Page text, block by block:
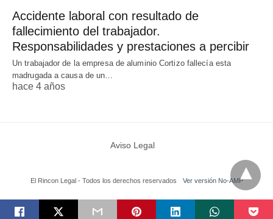
Accidente laboral con resultado de
fallecimiento del trabajador.
Responsabilidades y prestaciones a percibir
Un trabajador de la empresa de aluminio Cortizo fallecía esta
madrugada a causa de un…
hace 4 años
Aviso Legal
El Rincon Legal - Todos los derechos reservados Ver versión No-AMP